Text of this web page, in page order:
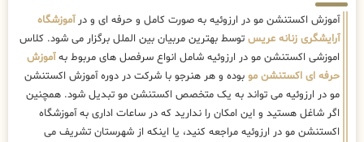
آموزش اکستنشن مو در ارزوئیه به صورت کامل و حرفه ای و درآموزشگاه
آرایشگری زنانه عریس توسط بهترین مربیان بین الملل برگزار می شود. کلاس
اموزشی اکستنشن مو در ارزوئیه شامل انواع سرفصل های مربوط بهآموزش
حرفه ای اکستنشن مو بوده و هر هنرجو با شرکت در دوره آموزش اکستنشن
مو در ارزوئیه می تواند به یک متخصص اکستنشن مو تبدیل شود. همچنین
اگر شاغل هستید و این امکان را ندارید که در ساعات اداری به آموزشگاه
اکستنشن مو در ارزوئیه مراجعه کنید، یا اینکه از شهرستان تشریف می